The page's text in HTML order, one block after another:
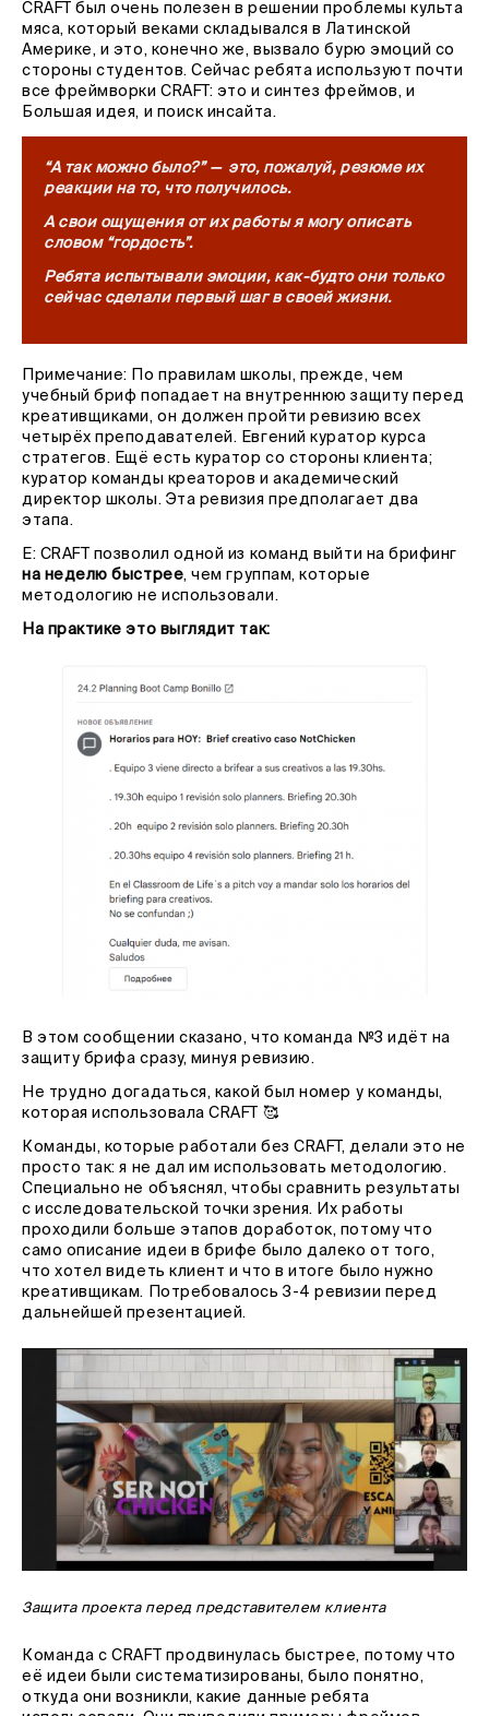
CRAFT был очень полезен в решении проблемы культа
мяса, который веками складывался в Латинской
Америке, и это, конечно же, вызвало бурю эмоций со
стороны студентов. Сейчас ребята используют почти
все фреймворки CRAFT: это и синтез фреймов, и
Большая идея, и поиск инсайта.
“А так можно было?” — это, пожалуй, резюме их
реакции на то, что получилось.
А свои ощущения от их работы я могу описать
словом “гордость”.
Ребята испытывали эмоции, как-будто они только
сейчас сделали первый шаг в своей жизни.
Примечание: По правилам школы, прежде, чем
учебный бриф попадает на внутреннюю защиту перед
креативщиками, он должен пройти ревизию всех
четырёх преподавателей. Евгений куратор курса
стратегов. Ещё есть куратор со стороны клиента;
куратор команды креаторов и академический
директор школы. Эта ревизия предполагает два
этапа.
Е: CRAFT позволил одной из команд выйти на брифинг
на неделю быстрее, чем группам, которые
методологию не использовали.
На практике это выглядит так:
В этом сообщении сказано, что команда №3 идёт на
защиту брифа сразу, минуя ревизию.
Не трудно догадаться, какой был номер у команды,
которая использовала CRAFT 🥰
Команды, которые работали без CRAFT, делали это не
просто так: я не дал им использовать методологию.
Специально не объяснял, чтобы сравнить результаты
с исследовательской точки зрения. Их работы
проходили больше этапов доработок, потому что
само описание идеи в брифе было далеко от того,
что хотел видеть клиент и что в итоге было нужно
креативщикам. Потребовалось 3-4 ревизии перед
дальнейшей презентацией.
Защита проекта перед представителем клиента
Команда с CRAFT продвинулась быстрее, потому что
её идеи были систематизированы, было понятно,
откуда они возникли, какие данные ребята